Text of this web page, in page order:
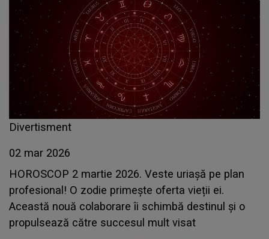
Divertisment
02 mar 2026
HOROSCOP 2 martie 2026. Veste uriașă pe plan
profesional! O zodie primește oferta vieții ei.
Această nouă colaborare îi schimbă destinul și o
propulsează către succesul mult visat